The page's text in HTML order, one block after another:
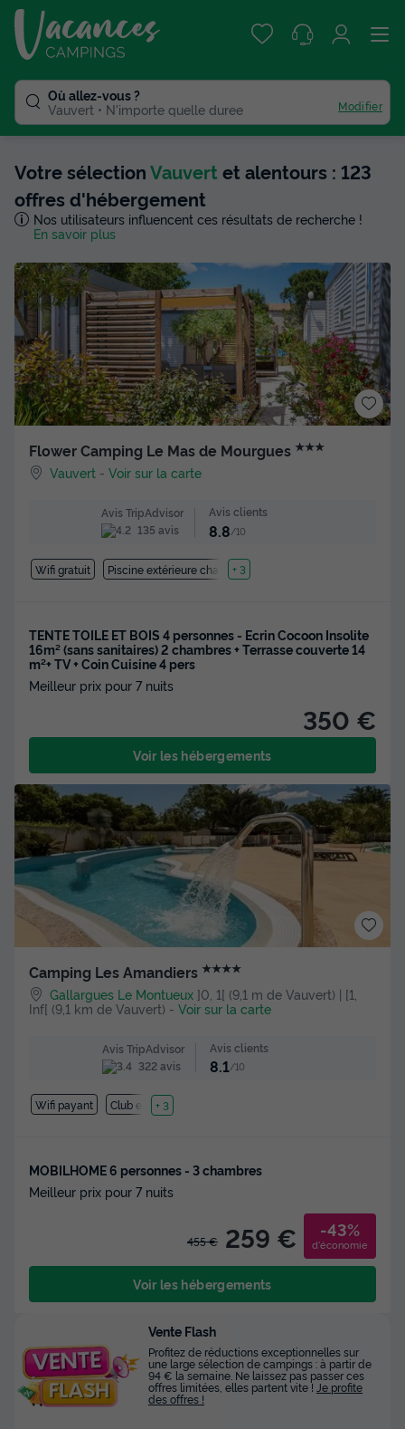
Où allez-vous ?
Vauvert
N'importe quelle duree Modifier
Votre sélectionVauvertet alentours : 123
offres d'hébergement
Nos utilisateurs influencent ces résultats de recherche !
En savoir plus
Flower Camping Le Mas de Mourgues ★★★
Vauvert -Voir sur la carte
Avis TripAdvisor
135 avis
Avis clients
8.8/10
Wifi gratuit Piscine extérieure chauffée
+ 3
TENTE TOILE ET BOIS 4 personnes - Ecrin Cocoon Insolite
16m² (sans sanitaires) 2 chambres + Terrasse couverte 14
m²+ TV + Coin Cuisine 4 pers
Meilleur prix pour 7 nuits
350 €
Voir les hébergements
Camping Les Amandiers ★★★★
Gallargues Le Montueux ]0, 1[ (9,1 m de Vauvert) | [1,
Inf[ (9,1 km de Vauvert) - Voir sur la carte
Avis TripAdvisor
322 avis
Avis clients
8.1/10
Wifi payant Club enfant
+ 3
MOBILHOME 6 personnes - 3 chambres
Meilleur prix pour 7 nuits
455 € 259 € -43%
d'économie
Voir les hébergements
Vente Flash
Profitez de réductions exceptionnelles sur
une large sélection de campings : à partir de
94 € la semaine. Ne laissez pas passer ces
offres limitées, elles partent vite ! Je profite
des offres !